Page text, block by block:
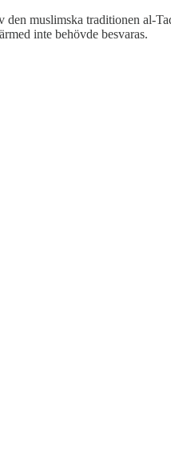
den muslimska traditionen
inte behövde besvaras.